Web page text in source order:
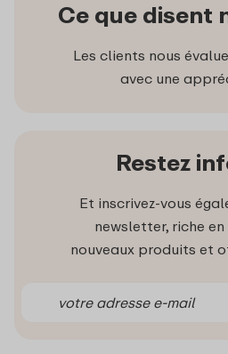
Ce que disent
Les clients nous
avec une
Restez
Et inscrivez-vous
newsletter, riche
nouveaux produits et